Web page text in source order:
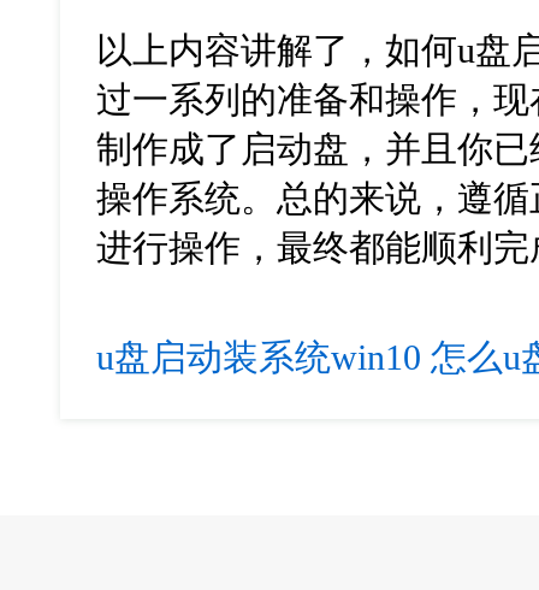
以上内容讲解了，如何u盘
过一系列的准备和操作，
制作成了启动盘，并且你
操作系统。总的来说，遵
进行操作，最终都能顺利
u盘启动装系统win10 怎么u